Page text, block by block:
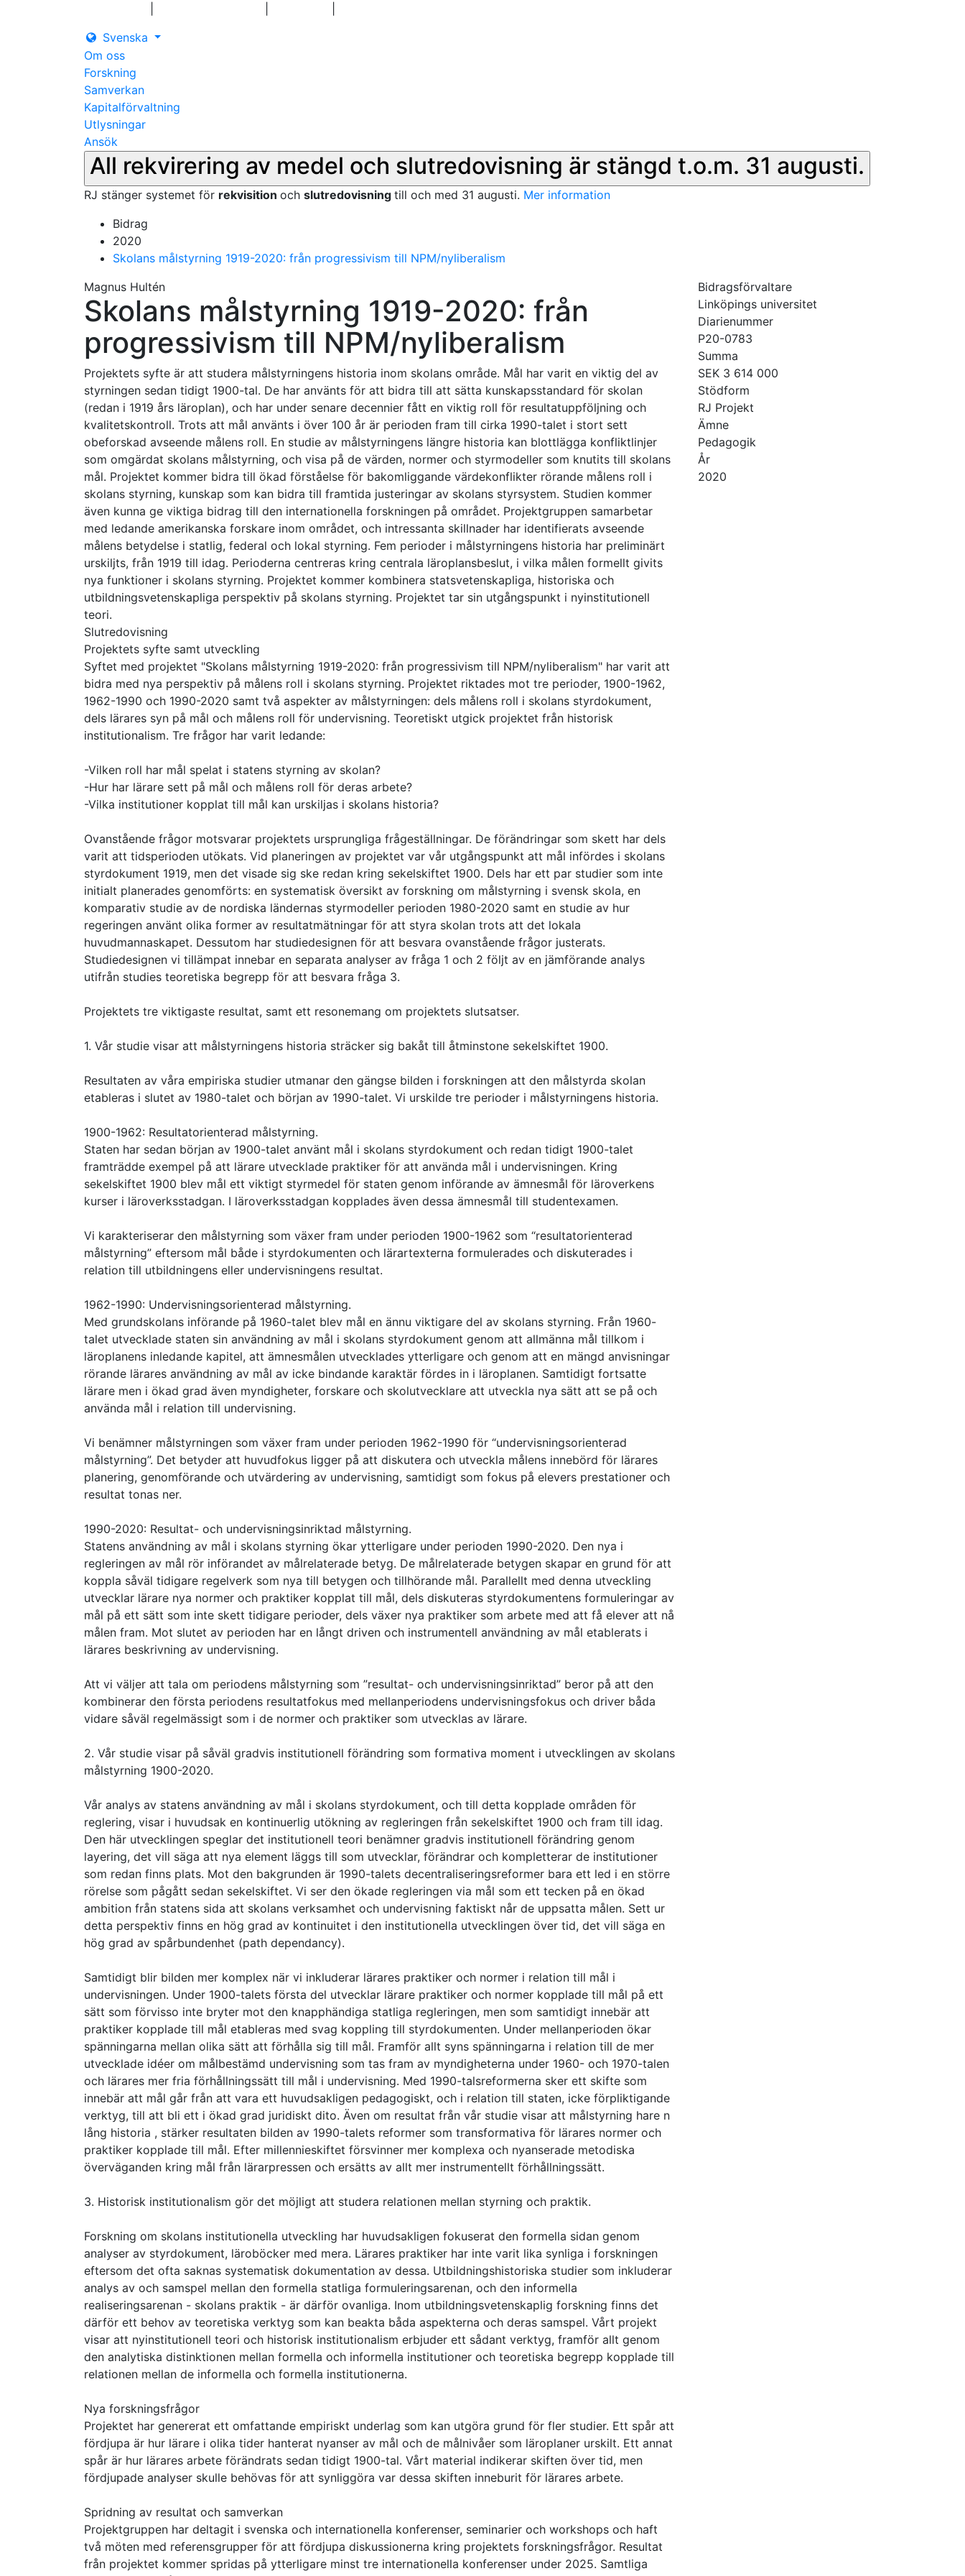
Svenska
Om oss
Forskning
Samverkan
Kapitalförvaltning
Utlysningar
Ansök
All rekvirering av medel och slutredovisning är stängd t.o.m. 31 augusti.
RJ stänger systemet för rekvisition och slutredovisning till och med 31 augusti. Mer information
Bidrag
2020
Skolans målstyrning 1919-2020: från progressivism till NPM/nyliberalism
Magnus Hultén
Skolans målstyrning 1919-2020: från
progressivism till NPM/nyliberalism
Projektets syfte är att studera målstyrningens historia inom skolans område. Mål har varit en viktig del av
styrningen sedan tidigt 1900-tal. De har använts för att bidra till att sätta kunskapsstandard för skolan
(redan i 1919 års läroplan), och har under senare decennier fått en viktig roll för resultatuppföljning och
kvalitetskontroll. Trots att mål använts i över 100 år är perioden fram till cirka 1990-talet i stort sett
obeforskad avseende målens roll. En studie av målstyrningens längre historia kan blottlägga konfliktlinjer
som omgärdat skolans målstyrning, och visa på de värden, normer och styrmodeller som knutits till skolans
mål. Projektet kommer bidra till ökad förståelse för bakomliggande värdekonflikter rörande målens roll i
skolans styrning, kunskap som kan bidra till framtida justeringar av skolans styrsystem. Studien kommer
även kunna ge viktiga bidrag till den internationella forskningen på området. Projektgruppen samarbetar
med ledande amerikanska forskare inom området, och intressanta skillnader har identifierats avseende
målens betydelse i statlig, federal och lokal styrning. Fem perioder i målstyrningens historia har preliminärt
urskiljts, från 1919 till idag. Perioderna centreras kring centrala läroplansbeslut, i vilka målen formellt givits
nya funktioner i skolans styrning. Projektet kommer kombinera statsvetenskapliga, historiska och
utbildningsvetenskapliga perspektiv på skolans styrning. Projektet tar sin utgångspunkt i nyinstitutionell
teori.
Slutredovisning
Projektets syfte samt utveckling
Syftet med projektet "Skolans målstyrning 1919-2020: från progressivism till NPM/nyliberalism" har varit att
bidra med nya perspektiv på målens roll i skolans styrning. Projektet riktades mot tre perioder, 1900-1962,
1962-1990 och 1990-2020 samt två aspekter av målstyrningen: dels målens roll i skolans styrdokument,
dels lärares syn på mål och målens roll för undervisning. Teoretiskt utgick projektet från historisk
institutionalism. Tre frågor har varit ledande:
-Vilken roll har mål spelat i statens styrning av skolan?
-Hur har lärare sett på mål och målens roll för deras arbete?
-Vilka institutioner kopplat till mål kan urskiljas i skolans historia?
Ovanstående frågor motsvarar projektets ursprungliga frågeställningar. De förändringar som skett har dels
varit att tidsperioden utökats. Vid planeringen av projektet var vår utgångspunkt att mål infördes i skolans
styrdokument 1919, men det visade sig ske redan kring sekelskiftet 1900. Dels har ett par studier som inte
initialt planerades genomförts: en systematisk översikt av forskning om målstyrning i svensk skola, en
komparativ studie av de nordiska ländernas styrmodeller perioden 1980-2020 samt en studie av hur
regeringen använt olika former av resultatmätningar för att styra skolan trots att det lokala
huvudmannaskapet. Dessutom har studiedesignen för att besvara ovanstående frågor justerats.
Studiedesignen vi tillämpat innebar en separata analyser av fråga 1 och 2 följt av en jämförande analys
utifrån studies teoretiska begrepp för att besvara fråga 3.
Projektets tre viktigaste resultat, samt ett resonemang om projektets slutsatser.
1. Vår studie visar att målstyrningens historia sträcker sig bakåt till åtminstone sekelskiftet 1900.
Resultaten av våra empiriska studier utmanar den gängse bilden i forskningen att den målstyrda skolan
etableras i slutet av 1980-talet och början av 1990-talet. Vi urskilde tre perioder i målstyrningens historia.
1900-1962: Resultatorienterad målstyrning.
Staten har sedan början av 1900-talet använt mål i skolans styrdokument och redan tidigt 1900-talet
framträdde exempel på att lärare utvecklade praktiker för att använda mål i undervisningen. Kring
sekelskiftet 1900 blev mål ett viktigt styrmedel för staten genom införande av ämnesmål för läroverkens
kurser i läroverksstadgan. I läroverksstadgan kopplades även dessa ämnesmål till studentexamen.
Vi karakteriserar den målstyrning som växer fram under perioden 1900-1962 som “resultatorienterad
målstyrning” eftersom mål både i styrdokumenten och lärartexterna formulerades och diskuterades i
relation till utbildningens eller undervisningens resultat.
1962-1990: Undervisningsorienterad målstyrning.
Med grundskolans införande på 1960-talet blev mål en ännu viktigare del av skolans styrning. Från 1960-
talet utvecklade staten sin användning av mål i skolans styrdokument genom att allmänna mål tillkom i
läroplanens inledande kapitel, att ämnesmålen utvecklades ytterligare och genom att en mängd anvisningar
rörande lärares användning av mål av icke bindande karaktär fördes in i läroplanen. Samtidigt fortsatte
lärare men i ökad grad även myndigheter, forskare och skolutvecklare att utveckla nya sätt att se på och
använda mål i relation till undervisning.
Vi benämner målstyrningen som växer fram under perioden 1962-1990 för “undervisningsorienterad
målstyrning”. Det betyder att huvudfokus ligger på att diskutera och utveckla målens innebörd för lärares
planering, genomförande och utvärdering av undervisning, samtidigt som fokus på elevers prestationer och
resultat tonas ner.
1990-2020: Resultat- och undervisningsinriktad målstyrning.
Statens användning av mål i skolans styrning ökar ytterligare under perioden 1990-2020. Den nya i
regleringen av mål rör införandet av målrelaterade betyg. De målrelaterade betygen skapar en grund för att
koppla såväl tidigare regelverk som nya till betygen och tillhörande mål. Parallellt med denna utveckling
utvecklar lärare nya normer och praktiker kopplat till mål, dels diskuteras styrdokumentens formuleringar av
mål på ett sätt som inte skett tidigare perioder, dels växer nya praktiker som arbete med att få elever att nå
målen fram. Mot slutet av perioden har en långt driven och instrumentell användning av mål etablerats i
lärares beskrivning av undervisning.
Att vi väljer att tala om periodens målstyrning som ”resultat- och undervisningsinriktad” beror på att den
kombinerar den första periodens resultatfokus med mellanperiodens undervisningsfokus och driver båda
vidare såväl regelmässigt som i de normer och praktiker som utvecklas av lärare.
2. Vår studie visar på såväl gradvis institutionell förändring som formativa moment i utvecklingen av skolans
målstyrning 1900-2020.
Vår analys av statens användning av mål i skolans styrdokument, och till detta kopplade områden för
reglering, visar i huvudsak en kontinuerlig utökning av regleringen från sekelskiftet 1900 och fram till idag.
Den här utvecklingen speglar det institutionell teori benämner gradvis institutionell förändring genom
layering, det vill säga att nya element läggs till som utvecklar, förändrar och kompletterar de institutioner
som redan finns plats. Mot den bakgrunden är 1990-talets decentraliseringsreformer bara ett led i en större
rörelse som pågått sedan sekelskiftet. Vi ser den ökade regleringen via mål som ett tecken på en ökad
ambition från statens sida att skolans verksamhet och undervisning faktiskt når de uppsatta målen. Sett ur
detta perspektiv finns en hög grad av kontinuitet i den institutionella utvecklingen över tid, det vill säga en
hög grad av spårbundenhet (path dependancy).
Samtidigt blir bilden mer komplex när vi inkluderar lärares praktiker och normer i relation till mål i
undervisningen. Under 1900-talets första del utvecklar lärare praktiker och normer kopplade till mål på ett
sätt som förvisso inte bryter mot den knapphändiga statliga regleringen, men som samtidigt innebär att
praktiker kopplade till mål etableras med svag koppling till styrdokumenten. Under mellanperioden ökar
spänningarna mellan olika sätt att förhålla sig till mål. Framför allt syns spänningarna i relation till de mer
utvecklade idéer om målbestämd undervisning som tas fram av myndigheterna under 1960- och 1970-talen
och lärares mer fria förhållningssätt till mål i undervisning. Med 1990-talsreformerna sker ett skifte som
innebär att mål går från att vara ett huvudsakligen pedagogiskt, och i relation till staten, icke förpliktigande
verktyg, till att bli ett i ökad grad juridiskt dito. Även om resultat från vår studie visar att målstyrning hare n
lång historia , stärker resultaten bilden av 1990-talets reformer som transformativa för lärares normer och
praktiker kopplade till mål. Efter millennieskiftet försvinner mer komplexa och nyanserade metodiska
överväganden kring mål från lärarpressen och ersätts av allt mer instrumentellt förhållningssätt.
3. Historisk institutionalism gör det möjligt att studera relationen mellan styrning och praktik.
Forskning om skolans institutionella utveckling har huvudsakligen fokuserat den formella sidan genom
analyser av styrdokument, läroböcker med mera. Lärares praktiker har inte varit lika synliga i forskningen
eftersom det ofta saknas systematisk dokumentation av dessa. Utbildningshistoriska studier som inkluderar
analys av och samspel mellan den formella statliga formuleringsarenan, och den informella
realiseringsarenan - skolans praktik - är därför ovanliga. Inom utbildningsvetenskaplig forskning finns det
därför ett behov av teoretiska verktyg som kan beakta båda aspekterna och deras samspel. Vårt projekt
visar att nyinstitutionell teori och historisk institutionalism erbjuder ett sådant verktyg, framför allt genom
den analytiska distinktionen mellan formella och informella institutioner och teoretiska begrepp kopplade till
relationen mellan de informella och formella institutionerna.
Nya forskningsfrågor
Projektet har genererat ett omfattande empiriskt underlag som kan utgöra grund för fler studier. Ett spår att
fördjupa är hur lärare i olika tider hanterat nyanser av mål och de målnivåer som läroplaner urskilt. Ett annat
spår är hur lärares arbete förändrats sedan tidigt 1900-tal. Vårt material indikerar skiften över tid, men
fördjupade analyser skulle behövas för att synliggöra var dessa skiften inneburit för lärares arbete.
Spridning av resultat och samverkan
Projektgruppen har deltagit i svenska och internationella konferenser, seminarier och workshops och haft
två möten med referensgrupper för att fördjupa diskussionerna kring projektets forskningsfrågor. Resultat
från projektet kommer spridas på ytterligare minst tre internationella konferenser under 2025. Samtliga
Bidragsförvaltare
Linköpings universitet
Diarienummer
P20-0783
Summa
SEK 3 614 000
Stödform
RJ Projekt
Ämne
Pedagogik
År
2020